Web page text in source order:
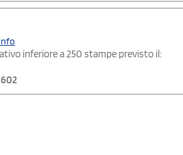
inferiore a 250 stampe previsto il: